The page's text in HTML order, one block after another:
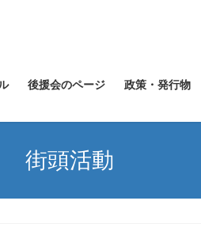
後援会のページ 政策・発行物
街頭活動